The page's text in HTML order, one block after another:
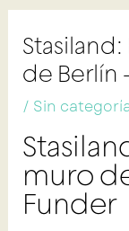
de Berlín
/ Sin
muro
Funder